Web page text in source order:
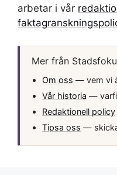
arbetar i vår
Mer från
Om oss — vem vi
Vår historia —
Redaktionell policy
Tipsa oss —